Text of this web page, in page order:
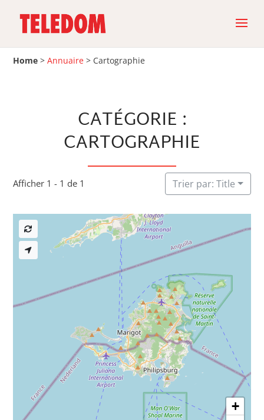
Home >Annuaire > Cartographie
CATÉGORIE :
CARTOGRAPHIE
Afficher 1 - 1 de 1 Trier par: Title
+